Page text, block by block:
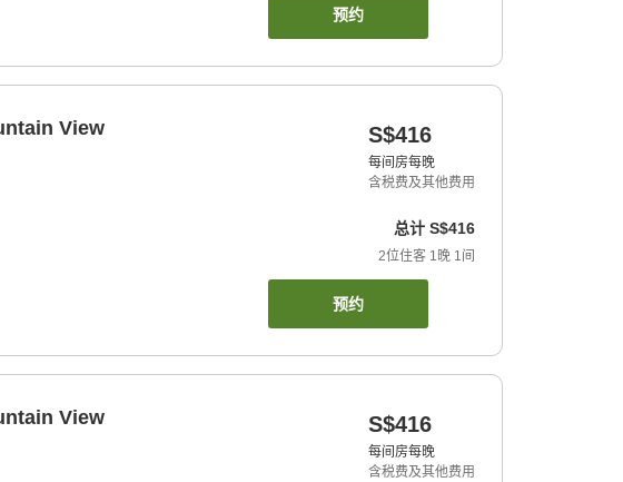
预约
View S$416
每间房每晚
含税费及其他费用
总计 S$416
2位住客 1晚 1间
预约
View S$416
每间房每晚
含税费及其他费用